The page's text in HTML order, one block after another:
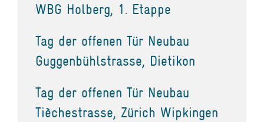
WBG Holberg, 1. Etappe
Tag der offenen Tür Neubau
Guggenbühlstrasse, Dietikon
Tag der offenen Tür Neubau
Tièchestrasse, Zürich Wipkingen